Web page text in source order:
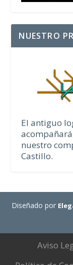
NUESTRO
El antiguo
nuestro
Castillo.
Diseñado por
Aviso